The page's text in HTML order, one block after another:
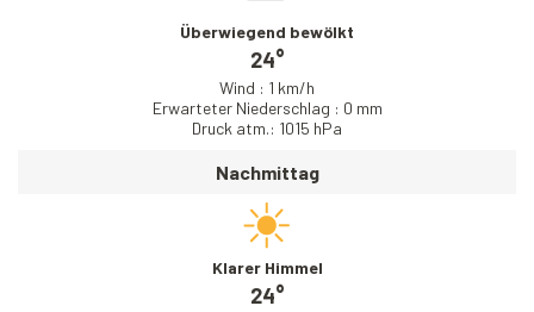
Überwiegend bewölkt
24°
Wind : 1 km/h
Erwarteter Niederschlag : 0 mm
Druck atm.: 1015 hPa
Nachmittag
Klarer Himmel
24°